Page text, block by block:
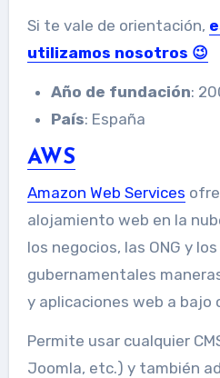
Si te vale de orientación,
utilizamos nosotros 😉
Año de fundación:
País: España
AWS
Amazon Web Services
alojamiento web en la
los negocios, las ONG y
gubernamentales
y aplicaciones web a bajo
Permite usar cualquier
Joomla, etc.) y también